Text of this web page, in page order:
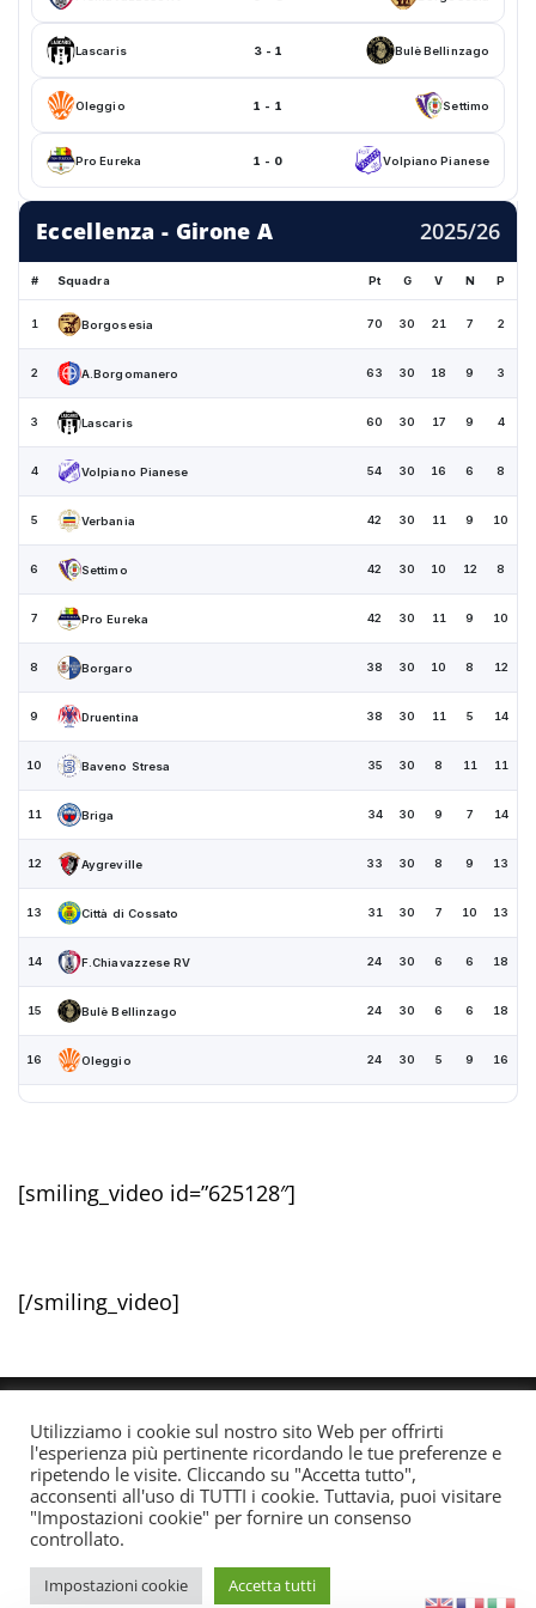
Lascaris 3 - 1 Bulè Bellinzago
Oleggio 1 - 1 Settimo
Pro Eureka 1 - 0 Volpiano Pianese
Eccellenza - Girone A 2025/26
# Squadra Pt G V N P
1 Borgosesia 70 30 21 7 2
2 A.Borgomanero 63 30 18 9 3
3 Lascaris 60 30 17 9 4
4 Volpiano Pianese 54 30 16 6 8
5 Verbania 42 30 11 9 10
6 Settimo 42 30 10 12 8
7 Pro Eureka 42 30 11 9 10
8 Borgaro 38 30 10 8 12
9 Druentina 38 30 11 5 14
10 Baveno Stresa 35 30 8 11 11
11 Briga 34 30 9 7 14
12 Aygreville 33 30 8 9 13
13 Città di Cossato 31 30 7 10 13
14 F.Chiavazzese RV 24 30 6 6 18
15 Bulè Bellinzago 24 30 6 6 18
16 Oleggio 24 30 5 9 16
[smiling_video id=”625128″]
[/smiling_video]
© All rights reserved. Quotidiano registrato all'albo dei
giornali e periodici presso il Tribunale di Torino n. 25
del 24/8/2022 Editore: Agostino Scozzaro Direttore
responsabile: Andrea Musacchio Theme Sportsx
designed by
Utilizziamo i cookie sul nostro sito Web per offrirti
l'esperienza più pertinente ricordando le tue preferenze e
ripetendo le visite. Cliccando su "Accetta tutto",
acconsenti all'uso di TUTTI i cookie. Tuttavia, puoi visitare
"Impostazioni cookie" per fornire un consenso
controllato.
Impostazioni cookie Accetta tutti